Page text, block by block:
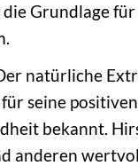
Grundlage für
natürliche
seine
bekannt.
anderen